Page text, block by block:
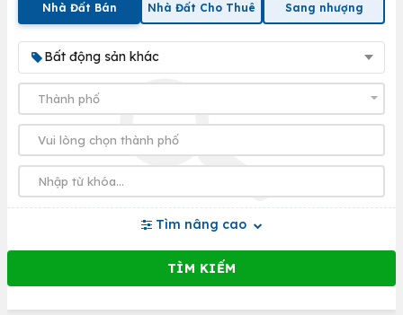
Nhà Đất Bán Nhà Đất Cho Thuê Sang nhượng
Bất động sản khác
Tìm nâng cao